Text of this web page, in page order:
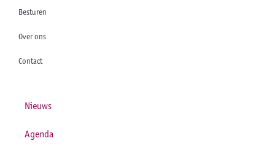
Besturen
Over ons
Contact
Nieuws
Agenda